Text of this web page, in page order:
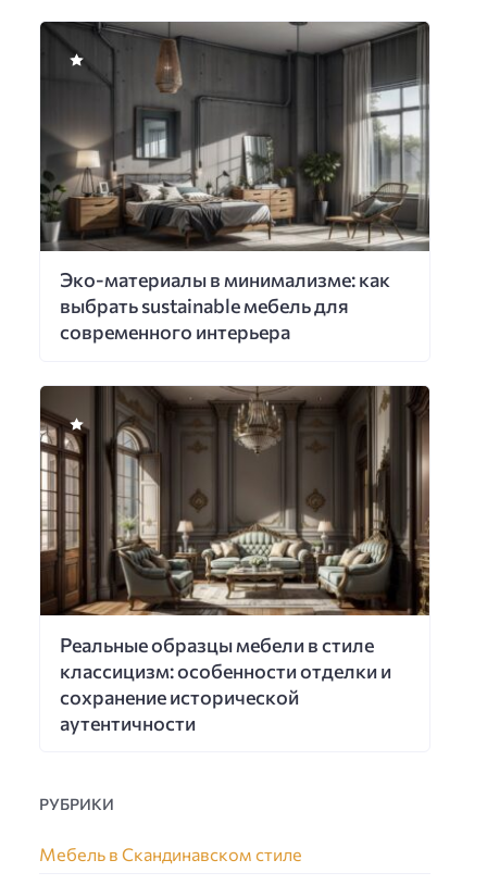
Эко-материалы в минимализме: как
выбрать sustainable мебель для
современного интерьера
Реальные образцы мебели в стиле
классицизм: особенности отделки и
сохранение исторической
аутентичности
РУБРИКИ
Мебель в Скандинавском стиле